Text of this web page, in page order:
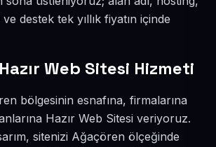
destek tek yıllık fiyatın içinde
Web Sitesi Hizmeti
bölgesinin esnafına, firmalarına
Hazır Web Sitesi veriyoruz.
sitenizi Ağaçören ölçeğinde